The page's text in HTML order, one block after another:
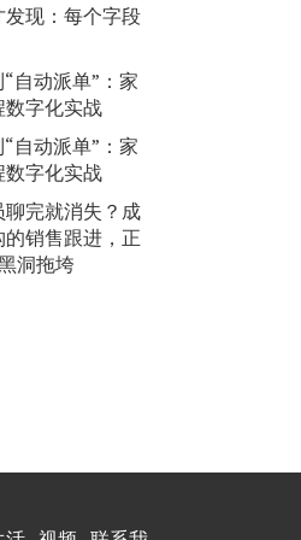
现：每个字段
自动派单”：家
字化实战
自动派单”：家
字化实战
完就消失？成
销售跟进，正
洞拖垮